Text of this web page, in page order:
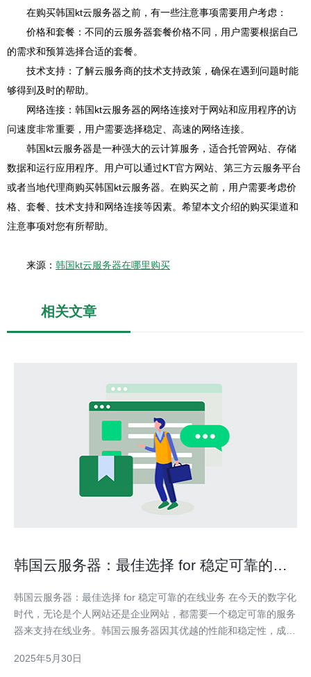
在购买韩国kt云服务器之前，有一些注意事项需要用户考虑：
价格和套餐：不同的云服务器套餐价格不同，用户需要根据自己
的需求和预算选择合适的套餐。
技术支持：了解云服务商的技术支持政策，确保在遇到问题时能
够得到及时的帮助。
网络连接：韩国kt云服务器的网络连接对于网站和应用程序的访
问速度非常重要，用户需要选择稳定、高速的网络连接。
韩国kt云服务器是一种强大的云计算服务，适合托管网站、存储
数据和运行应用程序。用户可以通过KT官方网站、第三方云服务平台
或者当地代理商购买韩国kt云服务器。在购买之前，用户需要考虑价
格、套餐、技术支持和网络连接等因素。希望本文介绍的购买渠道和
注意事项对您有所帮助。
来源： 韩国kt云服务器在哪里购买
相关文章
韩国云服务器：最佳选择 for 稳定可靠的在
韩国云服务器：最佳选择 for 稳定可靠的在线业务 在今天的数字化
时代，无论是个人网站还是企业网站，都需要一个稳定可靠的服务
器来支持在线业务。韩国云服务器因其优越的性能和稳定性，成为
拥有强大的计算能力和高速的网络连接，能够确保网站的流畅运行
2025年5月30日